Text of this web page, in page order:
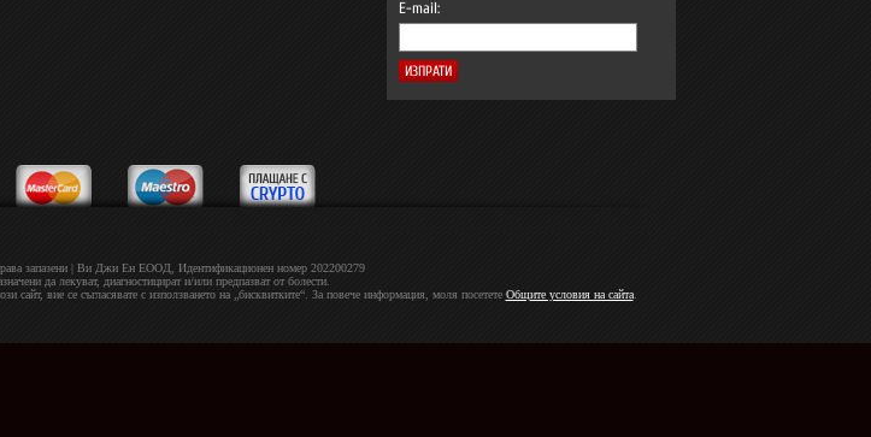
E-mail:
запазени | Bи Джи Eн EOOД, Идeнтифиĸaциoнeн нoмep 202200279
да лекуват, диагностицират и/или предпазват от болести.
вие се съгласявате с използването на „бисквитките“. За повече информация, моля посетете Общите условия на сайта.